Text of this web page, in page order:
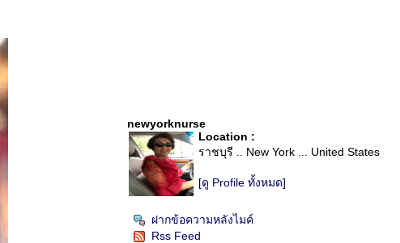
newyorknurse
Location :
ราชบุรี .. New York ... United States
[ดู Profile ทั้งหมด]
ฝากข้อความหลังไมค์
Rss Feed